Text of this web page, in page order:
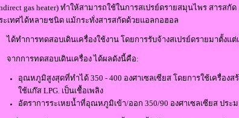
gas heater) ทำให้สามารถใช้ในการสเปรย์ดรายสมุนไพร สารสกั
ะเทศได้หลายชนิด แม้กระทั่งสารสกัดด้วยแอลกอฮอล
ทำการทดสอบเดินเครื่องใช้งาน โดยการรับจ้างสเปรย์ดรายมาตั้งแ
กการทดสอบเดินเครื่อง ได้ผลดังนี้คือ:
อุณหภูมิสูงสุดที่ทำได้ 350 - 400 องศาเซลเซียส โดยการใช้เครื่องส
ใช้แก๊ส LPG. เป็นเชื้อเพลิง
อัตราการระเหยน้ำที่อุณหภูมิเข้า/ออก 350/90 องศาเซลเซียส ประ